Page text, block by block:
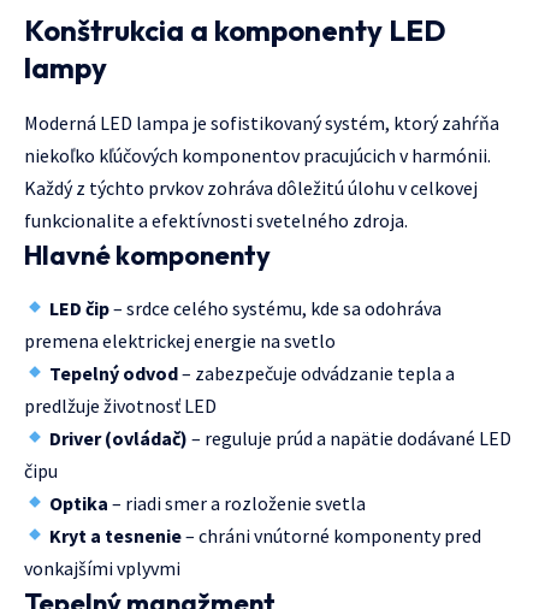
Konštrukcia a komponenty LED
lampy
Moderná LED lampa je sofistikovaný systém, ktorý zahŕňa
niekoľko kľúčových komponentov pracujúcich v harmónii.
Každý z týchto prvkov zohráva dôležitú úlohu v celkovej
funkcionalite a efektívnosti svetelného zdroja.
Hlavné komponenty
LED čip– srdce celého systému, kde sa odohráva
premena elektrickej energie na svetlo
Tepelný odvod– zabezpečuje odvádzanie tepla a
predlžuje životnosť LED
Driver (ovládač) – reguluje prúd a napätie dodávané LED
čipu
Optika – riadi smer a rozloženie svetla
Kryt a tesnenie– chráni vnútorné komponenty pred
vonkajšími vplyvmi